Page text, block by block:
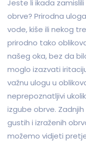
Jeste li ikada
obrve? Prirodna
vode, kiše ili nekog
prirodno tako
našeg oka, bez da
moglo izazvati
važnu ulogu u
neprepoznatljivi
izgube obrve.
gustih i izraženih
možemo vidjeti